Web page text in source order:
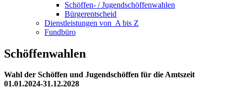
Schöffen- / Jugendschöffenwahlen
Bürgerentscheid
Dienst­leistungen ­von ­ ­A bis Z
Fundbüro
Schöffenwahlen
Wahl der Schöffen und Jugendschöffen für die Amtszeit
01.01.2024-31.12.2028